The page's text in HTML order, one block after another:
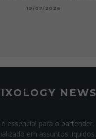
19/07/2026
NEWS
essencial para o bartender.
em assuntos líquidos.